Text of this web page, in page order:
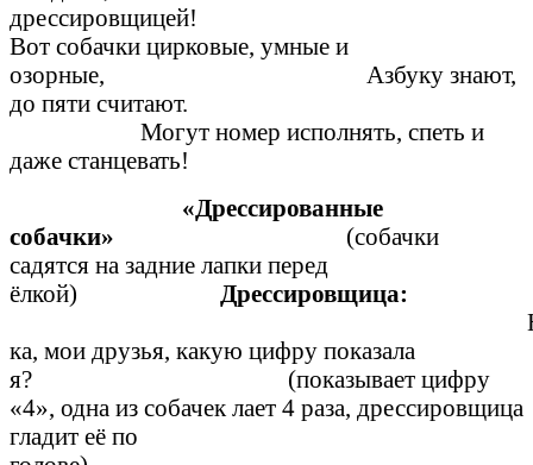
Вот собачки цирковые, умные и
озорные, Азбуку знают,
до пяти считают.
Могут номер исполнять, спеть и
даже станцевать!
«Дрессированные
собачки» (собачки
садятся на задние лапки перед
ёлкой) Дрессировщица:
ка, мои друзья, какую цифру показала
я? (показывает цифру
«4», одна из собачек лает 4 раза, дрессировщица
гладит её по